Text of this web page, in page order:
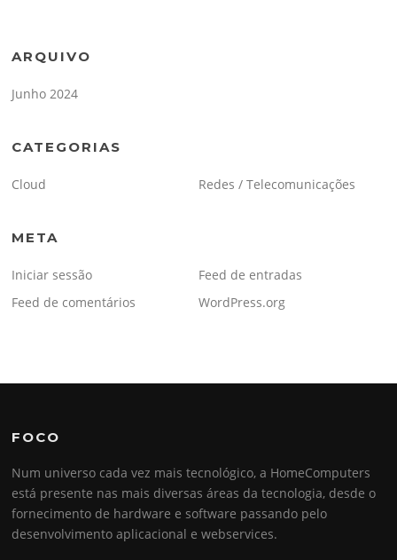
ARQUIVO
Junho 2024
CATEGORIAS
Cloud Redes / Telecomunicações
META
Iniciar sessão
Feed de entradas
Feed de comentários
WordPress.org
FOCO
Num universo cada vez mais tecnológico, a HomeComputers
está presente nas mais diversas áreas da tecnologia, desde o
fornecimento de hardware e software passando pelo
desenvolvimento aplicacional e webservices.